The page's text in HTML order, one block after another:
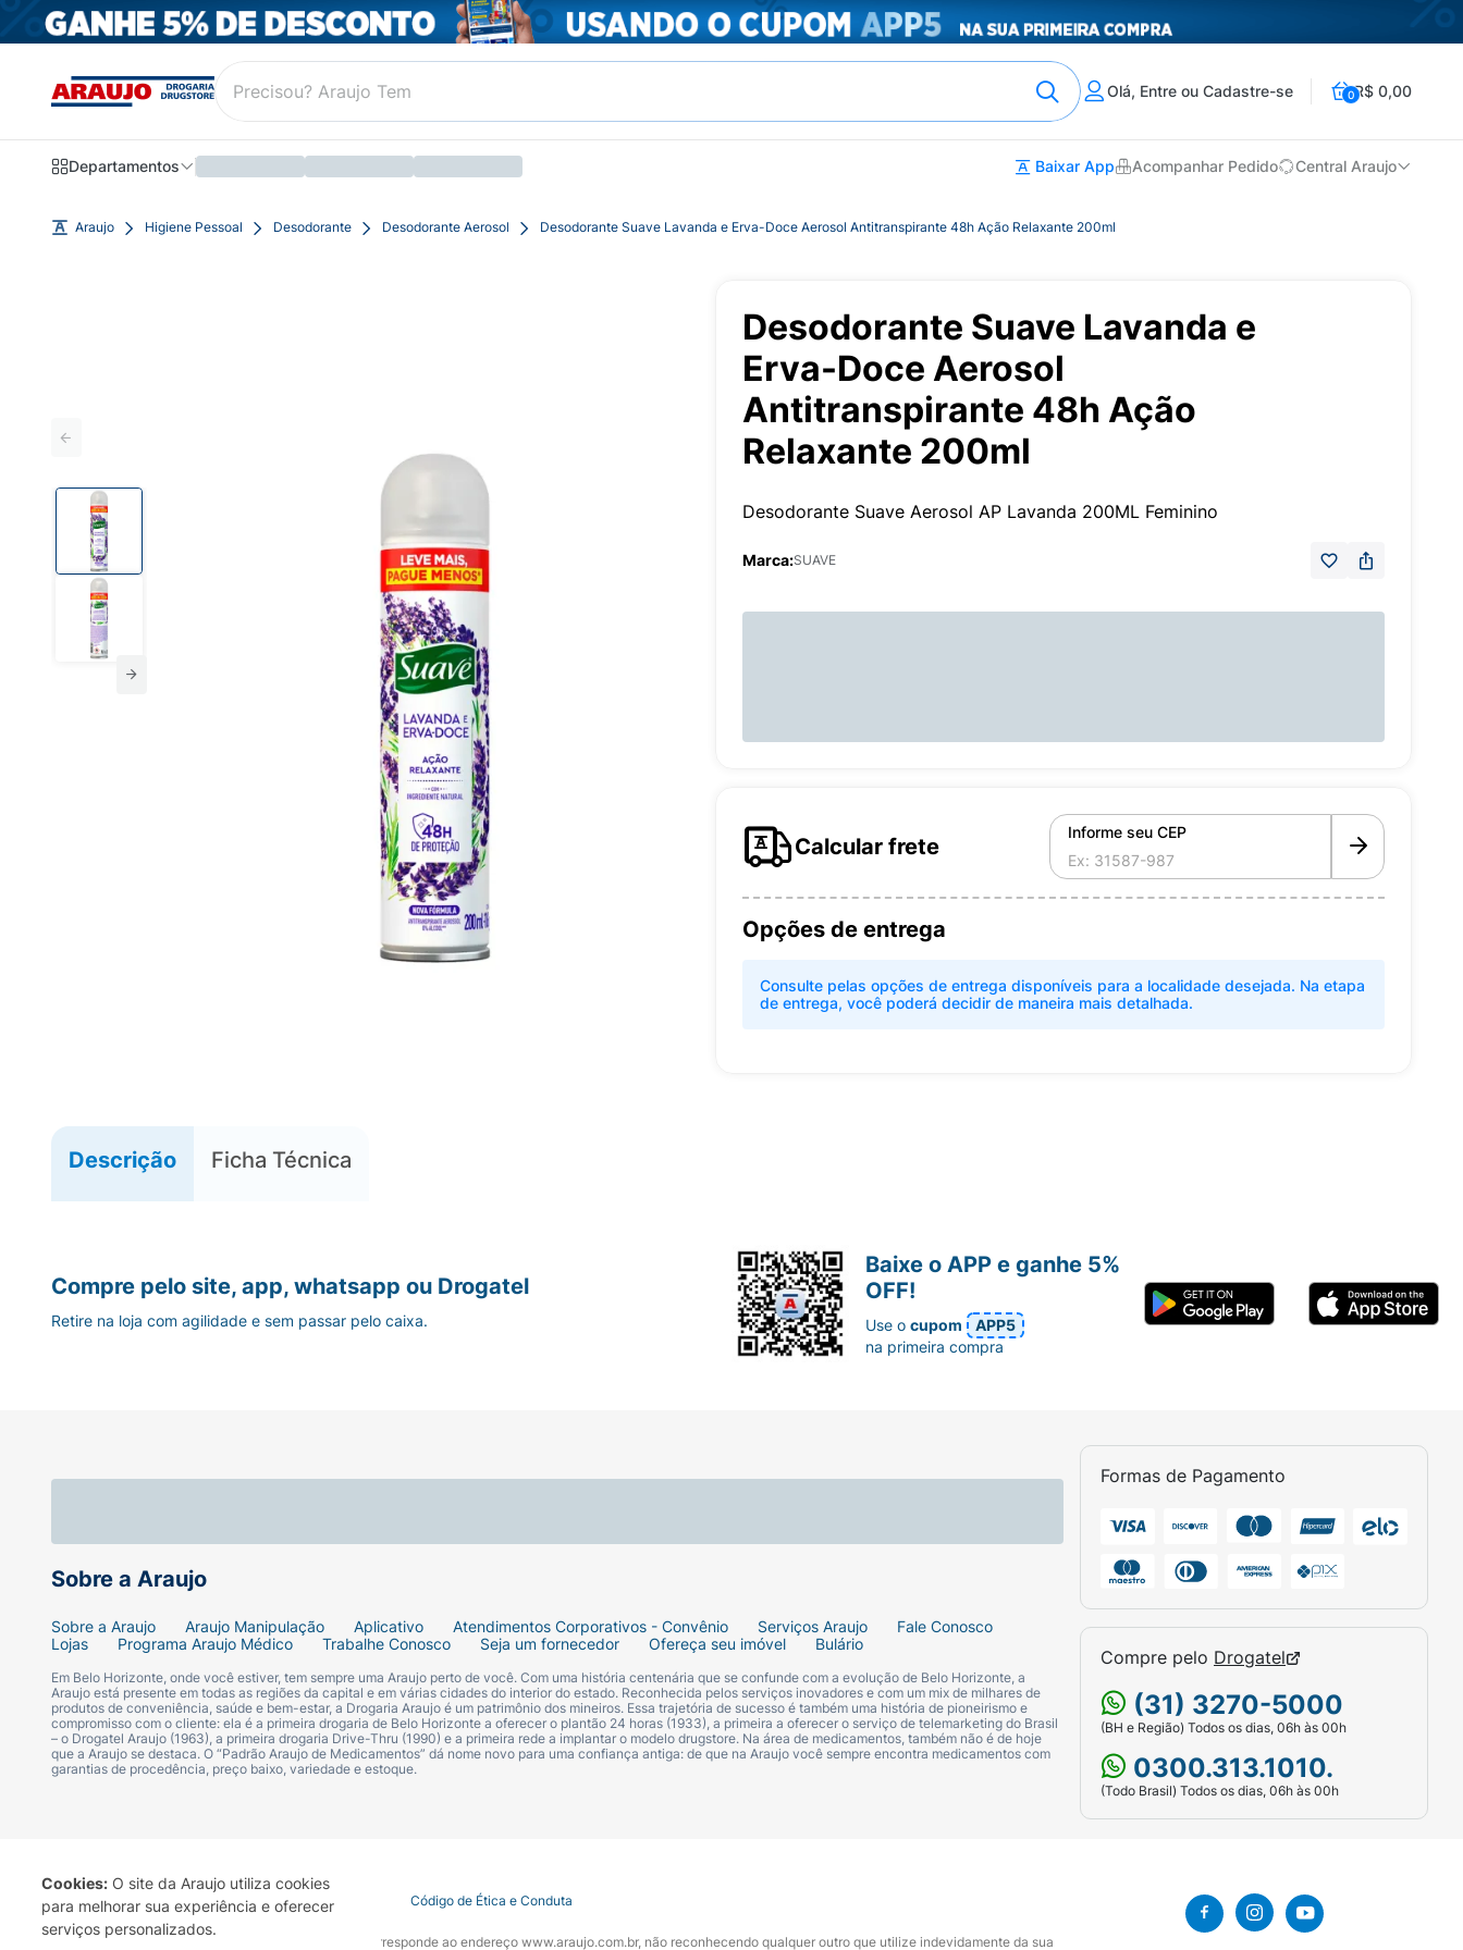
Cookies: O site da Araujo utiliza cookies
para melhorar sua experiência e oferecer
serviços personalizados.
Olá, Entre ou Cadastre-se 0R$ 0,00
Departamentos Baixar App Acompanhar Pedido Central Araujo
Araujo Higiene Pessoal Desodorante Desodorante Aerosol Desodorante Suave Lavanda e Erva-Doce Aerosol Antitranspirante 48h Ação Relaxante 200ml
Desodorante Suave Lavanda e
Erva-Doce Aerosol
Antitranspirante 48h Ação
Relaxante 200ml
Desodorante Suave Aerosol AP Lavanda 200ML Feminino
Marca:SUAVE
Calcular frete
Informe seu CEP
Opções de entrega
Consulte pelas opções de entrega disponíveis para a localidade desejada. Na etapa
de entrega, você poderá decidir de maneira mais detalhada.
Descrição Ficha Técnica
Sobre a Araujo
Sobre a Araujo Araujo Manipulação Aplicativo Atendimentos Corporativos - Convênio Serviços Araujo
Fale Conosco
Lojas
Programa Araujo Médico Trabalhe Conosco Seja um fornecedor Ofereça seu imóvel Bulário
Em Belo Horizonte, onde você estiver, tem sempre uma Araujo perto de você. Com uma história centenária que se confunde com a evolução de Belo Horizonte, a
Araujo está presente em todas as regiões da capital e em várias cidades do interior do estado. Reconhecida pelos serviços inovadores e com um mix de milhares de
produtos de conveniência, saúde e bem-estar, a Drogaria Araujo é um patrimônio dos mineiros. Essa trajetória de sucesso é também uma história de pioneirismo e
compromisso com o cliente: ela é a primeira drogaria de Belo Horizonte a oferecer o plantão 24 horas (1933), a primeira a oferecer o serviço de telemarketing do Brasil
– o Drogatel Araujo (1963), a primeira drogaria Drive-Thru (1990) e a primeira rede a implantar o modelo drugstore. Na área de medicamentos, também não é de hoje
que a Araujo se destaca. O “Padrão Araujo de Medicamentos” dá nome novo para uma confiança antiga: de que na Araujo você sempre encontra medicamentos com
garantias de procedência, preço baixo, variedade e estoque.
Formas de Pagamento
Compre pelo Drogatel
(31) 3270-5000
(BH e Região) Todos os dias, 06h às 00h
0300.313.1010.
(Todo Brasil) Todos os dias, 06h às 00h
Compre pelo site, app, whatsapp ou Drogatel
Retire na loja com agilidade e sem passar pelo caixa.
Baixe o APP e ganhe 5%
OFF!
Use ocupom
APP5
na primeira compra
Termo de Uso Portal da Privacidade Covid-19 Código de Ética e Conduta
A Drogaria Araujo S/A informa que o seu site oficial corresponde ao endereço www.araujo.com.br, não reconhecendo qualquer outro que utilize indevidamente da sua